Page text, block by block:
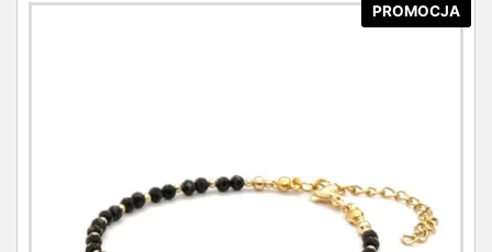
PROMOCJA